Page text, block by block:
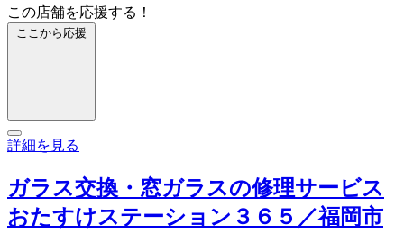
この店舗を応援する！
ここから応援
詳細を見る
ガラス交換・窓ガラスの修理サービス
おたすけステーション３６５／福岡市